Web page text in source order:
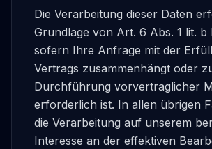
Die Verarbeitung dieser Daten
Grundlage von Art. 6 Abs. 1 lit. b
sofern Ihre Anfrage mit der
Vertrags zusammenhängt oder
Durchführung vorvertraglicher
erforderlich ist. In allen übrigen
die Verarbeitung auf unserem
Interesse an der effektiven